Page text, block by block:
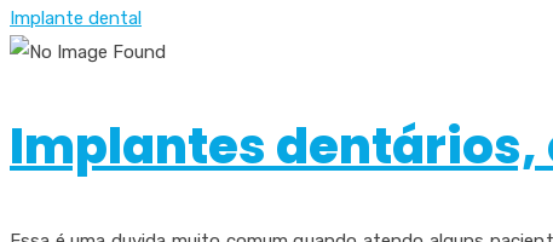
Implante dental
Implantes dentários,